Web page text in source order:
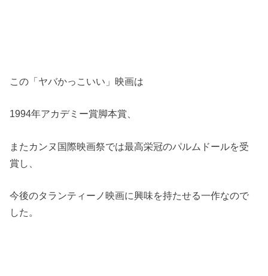
この「ヤバかっこいい」映画は
1994年アカデミー賞脚本賞、
またカンヌ国際映画祭では最高栄冠のパルムドールを受
賞し、
今後のタランティーノ映画に興味を持たせる一作なので
した。